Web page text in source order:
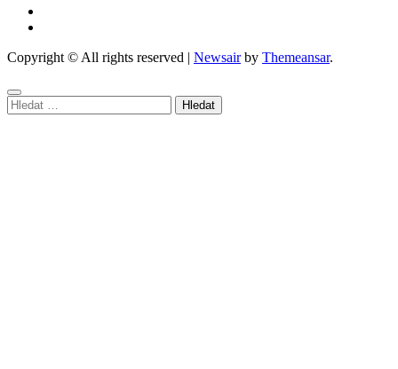
Copyright © All rights reserved | Newsairby Themeansar.
Vyhledávání